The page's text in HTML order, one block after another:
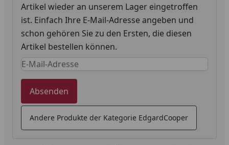
Artikel wieder an unserem Lager eingetroffen
ist. Einfach Ihre E-Mail-Adresse angeben und
schon gehören Sie zu den Ersten, die diesen
Artikel bestellen können.
Keine Eingabe erforderlich
Eingabe erforderlich
Absenden
Andere Produkte der Kategorie EdgardCooper